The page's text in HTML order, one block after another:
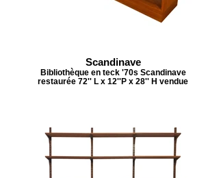
Scandinave
Bibliothèque en teck '70s Scandinave
restaurée 72'' L x 12''P x 28'' H vendue